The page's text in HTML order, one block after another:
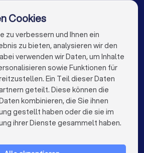
in Witzenhausen
Heizungsbauer in Berlin
in Hamburg
Heizungsbauer in Köln
in Frankfurt am Main
in Stuttgart
für Sie
Cookies
zu verbessern und Ihnen ein
zu bieten, analysieren wir den
verwenden wir Daten, um Inhalte
sowie Funktionen für
Ein Teil dieser Daten
geteilt. Diese können die
kombinieren, die Sie ihnen
gestellt haben oder die sie im
ihrer Dienste gesammelt haben.